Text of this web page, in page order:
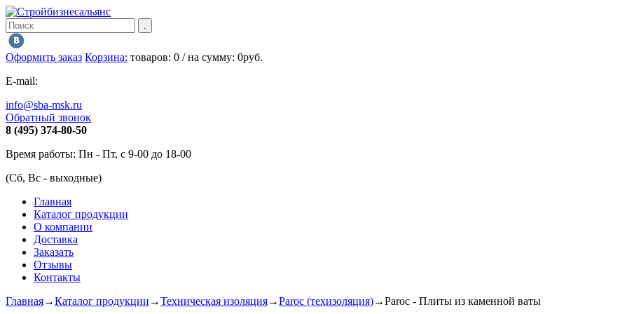
Оформить заказ Корзина: товаров: 0 / на сумму: 0руб.
E-mail:
info@sba-msk.ru
Обратный звонок
8 (495) 374-80-50
Время работы: Пн - Пт, с 9-00 до 18-00
(Сб, Вс - выходные)
Главная
Каталог продукции
О компании
Доставка
Заказать
Отзывы
Контакты
Главная→Каталог продукции →Техническая изоляция→Paroc (техизоляция)→Paroc - Плиты из каменной ваты